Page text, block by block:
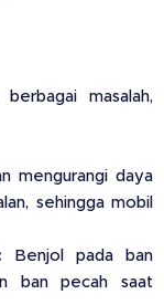
masalah,
mengurangi daya
sehingga mobil
Benjol pada ban
ban pecah saat